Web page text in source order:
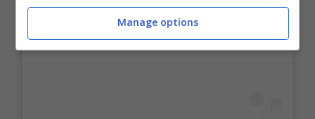
Manage options